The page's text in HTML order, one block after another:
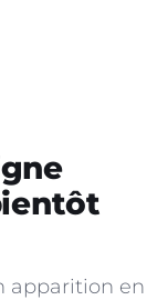
apparition en